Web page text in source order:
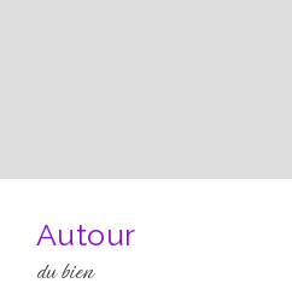
Autour
du bien